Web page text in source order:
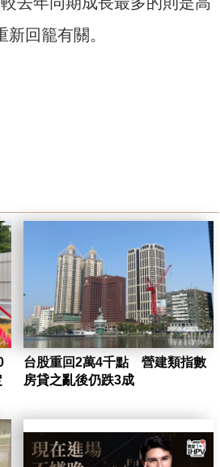
回籠有關。
台股重回2萬4千點 營建類指數
房貸之亂後仍跌3成